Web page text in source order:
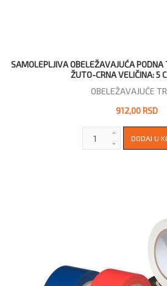
SAMOLEPLJIVA OBELEŽAVAJUĆA PODNA
ŽUTO-CRNA VELIČINA: 5
OBELEŽAVAJUĆE
912,00 RSD